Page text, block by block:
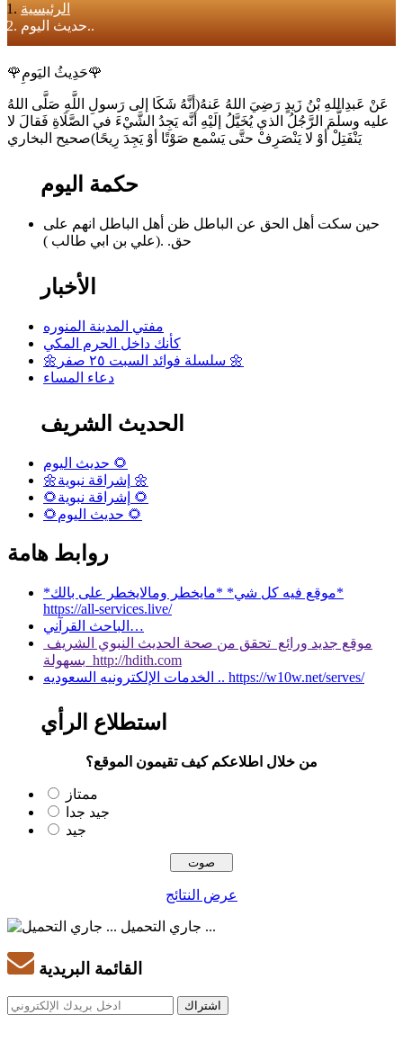
الرئيسية
حديث اليوم..
🌹حَدِيثُ اليَومِ🌹
عَنْ عَبدِاللهِ بْنُ زَيدٍ رَضِيَ اللهُ عَنهُ(أنَّهُ شَكَا إلى رَسولِ اللَّهِ صَلَّى اللهُ
عليه وسلَّمَ الرَّجُلُ الذي يُخَيَّلُ إلَيْهِ أنَّه يَجِدُ الشَّيْءَ في الصَّلَاةِ فَقالَ لا
يَنْفَتِلْ أوْ لا يَنْصَرِفْ حتَّى يَسْمع صَوْتًا أوْ يَجِدَ رِيحًا)صحيح البخاري
حكمة اليوم
حين سكت أهل الحق عن الباطل ظن أهل الباطل انهم على
حق. .(علي بن ابي طالب )
الأخبار
مفتي المدينة المنوره
كأنك داخل الحرم المكي
🌼سلسلة فوائد السبت ٢٥ صفر 🌼
دعاء المساء
الحديث الشريف
حديث اليوم 🌻
🌼إشراقة نبوية 🌼
🌻إشراقة نبوية 🌻
🌻حديث اليوم 🌻
روابط هامة
*موقع فيه كل شي* *مايخطر ومالايخطر على بالك*
https://all-services.live/
الباحث القرآني…
موقع جديد ورائع تحقق من صحة الحديث النبوي الشريف
بسهولة http://hdith.com
الخدمات الإلكترونيه السعوديه .. https://w10w.net/serves/
استطلاع الرأي
من خلال اطلاعكم كيف تقيمون الموقع؟
ممتاز
جيد جدا
جيد
عرض النتائج
جاري التحميل ...
القائمة البريدية